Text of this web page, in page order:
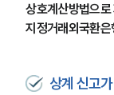
상호계산방법으
지정거래외국환
상계 신고